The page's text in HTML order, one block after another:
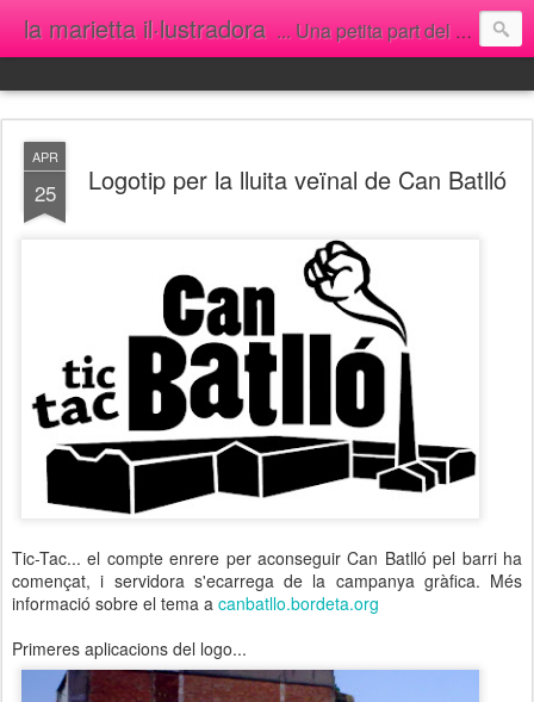
la marietta il·lustradora ... Una petita part del [meu] món...
APR
25 Logotip per la lluita veïnal de Can Batlló
Tic-Tac... el compte enrere per aconseguir Can Batlló pel barri ha
començat, i servidora s'ecarrega de la campanya gràfica. Més
informació sobre el tema a canbatllo.bordeta.org
Primeres aplicacions del logo...